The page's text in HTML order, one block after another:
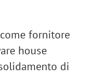
fornitore
house
di